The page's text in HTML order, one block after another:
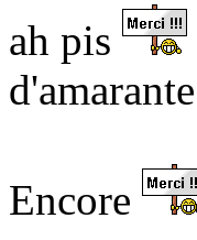
ah pis
d'amarante
Encore